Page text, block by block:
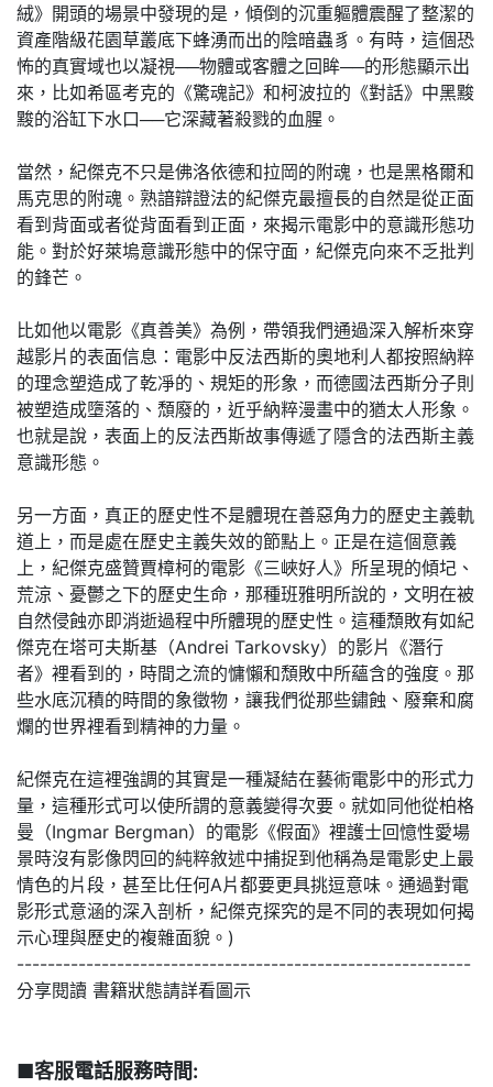
絨》開頭的場景中發現的是，傾倒的沉重軀體震醒了整潔的
資產階級花園草叢底下蜂湧而出的陰暗蟲豸。有時，這個恐
怖的真實域也以凝視──物體或客體之回眸──的形態顯示出
來，比如希區考克的《驚魂記》和柯波拉的《對話》中黑黢
黢的浴缸下水口──它深藏著殺戮的血腥。
當然，紀傑克不只是佛洛依德和拉岡的附魂，也是黑格爾和
馬克思的附魂。熟諳辯證法的紀傑克最擅長的自然是從正面
看到背面或者從背面看到正面，來揭示電影中的意識形態功
能。對於好萊塢意識形態中的保守面，紀傑克向來不乏批判
的鋒芒。
比如他以電影《真善美》為例，帶領我們通過深入解析來穿
越影片的表面信息：電影中反法西斯的奧地利人都按照納粹
的理念塑造成了乾凈的、規矩的形象，而德國法西斯分子則
被塑造成墮落的、頹廢的，近乎納粹漫畫中的猶太人形象。
也就是說，表面上的反法西斯故事傳遞了隱含的法西斯主義
意識形態。
另一方面，真正的歷史性不是體現在善惡角力的歷史主義軌
道上，而是處在歷史主義失效的節點上。正是在這個意義
上，紀傑克盛贊賈樟柯的電影《三峽好人》所呈現的傾圮、
荒涼、憂鬱之下的歷史生命，那種班雅明所說的，文明在被
自然侵蝕亦即消逝過程中所體現的歷史性。這種頹敗有如紀
傑克在塔可夫斯基（Andrei Tarkovsky）的影片《潛行
者》裡看到的，時間之流的慵懶和頹敗中所蘊含的強度。那
些水底沉積的時間的象徵物，讓我們從那些鏽蝕、廢棄和腐
爛的世界裡看到精神的力量。
紀傑克在這裡強調的其實是一種凝結在藝術電影中的形式力
量，這種形式可以使所謂的意義變得次要。就如同他從柏格
曼（Ingmar Bergman）的電影《假面》裡護士回憶性愛場
景時沒有影像閃回的純粹敘述中捕捉到他稱為是電影史上最
情色的片段，甚至比任何A片都要更具挑逗意味。通過對電
影形式意涵的深入剖析，紀傑克探究的是不同的表現如何揭
示心理與歷史的複雜面貌。)
-----------------------------------------------------------
分享閱讀 書籍狀態請詳看圖示
■客服電話服務時間: